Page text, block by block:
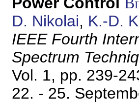
D. Nikolai, K.-D.
IEEE Fourth
Spectrum
Vol. 1, pp. 239-
22. - 25.